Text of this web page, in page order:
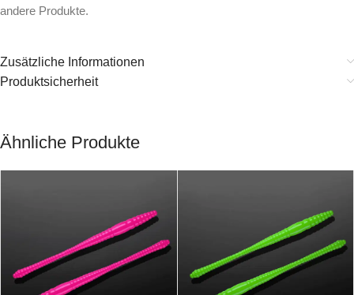
andere Produkte.
Zusätzliche Informationen
Produktsicherheit
Ähnliche Produkte